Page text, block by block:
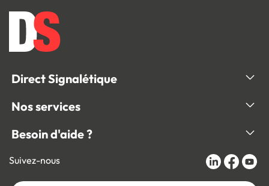
Direct Signalétique
Nos services
Besoin d'aide ?
Suivez-nous